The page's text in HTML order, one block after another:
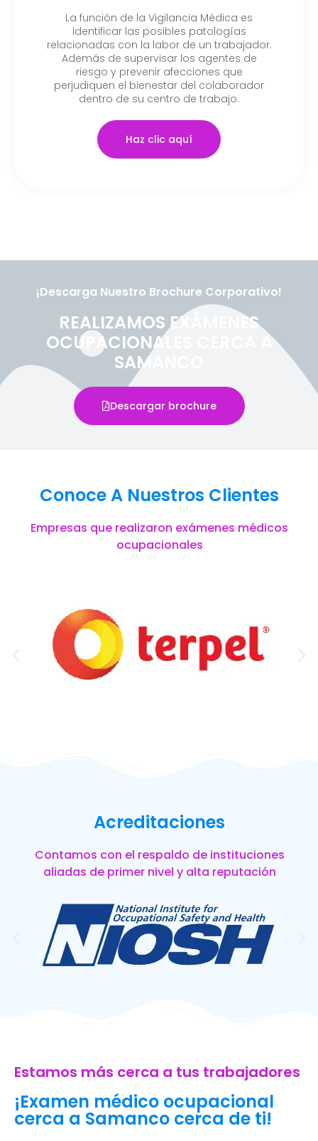
La función de la Vigilancia Médica es
identificar las posibles patologías
relacionadas con la labor de un trabajador.
Además de supervisar los agentes de
riesgo y prevenir afecciones que
perjudiquen el bienestar del colaborador
dentro de su centro de trabajo.
Haz clic aquí
¡Descarga Nuestro Brochure Corporativo!
REALIZAMOS EXÁMENES
OCUPACIONALES CERCA A
SAMANCO
Descargar brochure
Conoce A Nuestros Clientes
Empresas que realizaron exámenes médicos
ocupacionales
Acreditaciones
Contamos con el respaldo de instituciones
aliadas de primer nivel y alta reputación
Estamos más cerca a tus trabajadores
¡Examen médico ocupacional
cerca a Samanco cerca de ti!